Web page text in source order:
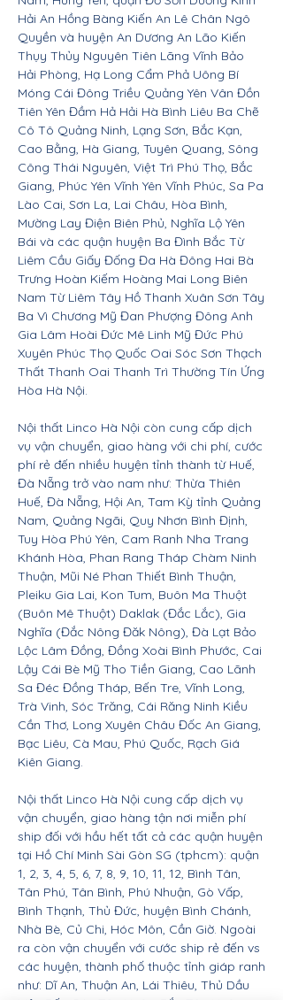
Hải An Hồng Bàng Kiến An Lê Chân Ngô
Quyền và huyện An Dương An Lão Kiến
Thụy Thủy Nguyên Tiên Lãng Vĩnh Bảo
Hải Phòng, Hạ Long Cẩm Phả Uông Bí
Móng Cái Đông Triều Quảng Yên Vân Đồn
Tiên Yên Đầm Hả Hải Hà Bình Liêu Ba Chẽ
Cô Tô Quảng Ninh, Lạng Sơn, Bắc Kạn,
Cao Bằng, Hà Giang, Tuyên Quang, Sông
Công Thái Nguyên, Việt Trì Phú Thọ, Bắc
Giang, Phúc Yên Vĩnh Yên Vĩnh Phúc, Sa Pa
Lào Cai, Sơn La, Lai Châu, Hòa Bình,
Mường Lay Điện Biên Phủ, Nghĩa Lộ Yên
Bái và các quận huyện Ba Đình Bắc Từ
Liêm Cầu Giấy Đống Đa Hà Đông Hai Bà
Trưng Hoàn Kiếm Hoàng Mai Long Biên
Nam Từ Liêm Tây Hồ Thanh Xuân Sơn Tây
Ba Vì Chương Mỹ Đan Phượng Đông Anh
Gia Lâm Hoài Đức Mê Linh Mỹ Đức Phú
Xuyên Phúc Thọ Quốc Oai Sóc Sơn Thạch
Thất Thanh Oai Thanh Trì Thường Tín Ứng
Hòa Hà Nội.
Nội thất Linco Hà Nội còn cung cấp dịch
vụ vận chuyển, giao hàng với chi phí, cước
phí rẻ đến nhiều huyện tỉnh thành từ Huế,
Đà Nẵng trở vào nam như: Thừa Thiên
Huế, Đà Nẵng, Hội An, Tam Kỳ tỉnh Quảng
Nam, Quảng Ngãi, Quy Nhơn Bình Định,
Tuy Hòa Phú Yên, Cam Ranh Nha Trang
Khánh Hòa, Phan Rang Tháp Chàm Ninh
Thuận, Mũi Né Phan Thiết Bình Thuận,
Pleiku Gia Lai, Kon Tum, Buôn Ma Thuột
(Buôn Mê Thuột) Daklak (Đắc Lắc), Gia
Nghĩa (Đắc Nông Đăk Nông), Đà Lạt Bảo
Lộc Lâm Đồng, Đồng Xoài Bình Phước, Cai
Lậy Cái Bè Mỹ Tho Tiền Giang, Cao Lãnh
Sa Đéc Đồng Tháp, Bến Tre, Vĩnh Long,
Trà Vinh, Sóc Trăng, Cái Răng Ninh Kiều
Cần Thơ, Long Xuyên Châu Đốc An Giang,
Bạc Liêu, Cà Mau, Phú Quốc, Rạch Giá
Kiên Giang.
Nội thất Linco Hà Nội cung cấp dịch vụ
vận chuyển, giao hàng tận nơi miễn phí
ship đối với hầu hết tất cả các quận huyện
tại Hồ Chí Minh Sài Gòn SG (tphcm): quận
1, 2, 3, 4, 5, 6, 7, 8, 9, 10, 11, 12, Bình Tân,
Tân Phú, Tân Bình, Phú Nhuận, Gò Vấp,
Bình Thạnh, Thủ Đức, huyện Bình Chánh,
Nhà Bè, Củ Chi, Hóc Môn, Cần Giờ. Ngoài
ra còn vận chuyển với cước ship rẻ đến vs
các huyện, thành phố thuộc tỉnh giáp ranh
như: Dĩ An, Thuận An, Lái Thiêu, Thủ Dầu